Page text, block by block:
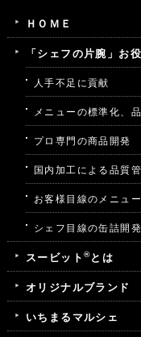
ＨＯＭＥ
「シェフの片腕」お
人手不足に貢献
メニューの標準化、
プロ専門の商品開発
国内加工による品質
お客様目線のメニュ
シェフ目線の缶詰開発
スービット ®とは
オリジナルブランド
いちまるマルシェ